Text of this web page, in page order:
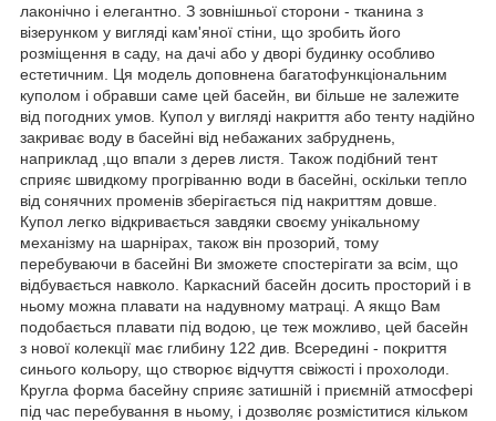
лаконічно і елегантно. З зовнішньої сторони - тканина з
візерунком у вигляді кам'яної стіни, що зробить його
розміщення в саду, на дачі або у дворі будинку особливо
естетичним. Ця модель доповнена багатофункціональним
куполом і обравши саме цей басейн, ви більше не залежите
від погодних умов. Купол у вигляді накриття або тенту надійно
закриває воду в басейні від небажаних забруднень,
наприклад ,що впали з дерев листя. Також подібний тент
сприяє швидкому прогріванню води в басейні, оскільки тепло
від сонячних променів зберігається під накриттям довше.
Купол легко відкривається завдяки своєму унікальному
механізму на шарнірах, також він прозорий, тому
перебуваючи в басейні Ви зможете спостерігати за всім, що
відбувається навколо. Каркасний басейн досить просторий і в
ньому можна плавати на надувному матраці. А якщо Вам
подобається плавати під водою, це теж можливо, цей басейн
з нової колекції має глибину 122 див. Всередині - покриття
синього кольору, що створює відчуття свіжості і прохолоди.
Кругла форма басейну сприяє затишній і приємній атмосфері
під час перебування в ньому, і дозволяє розміститися кільком